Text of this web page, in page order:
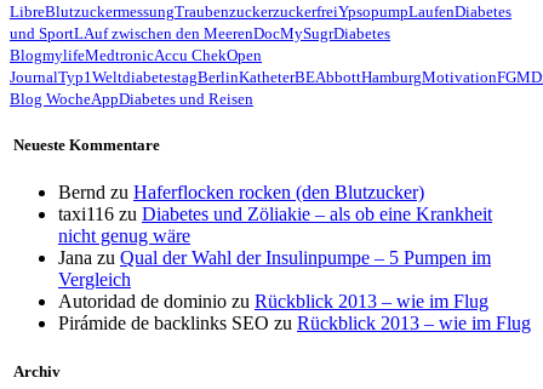
LibreBlutzuckermessungTraubenzuckerzuckerfreiYpsopumpLaufenDiabetes
und SportLAuf zwischen den MeerenDocMySugrDiabetes
BlogmylifeMedtronicAccu ChekOpen
JournalTyp1WeltdiabetestagBerlinKatheterBEAbbottHamburgMotivationFGM
Blog WocheAppDiabetes und Reisen
Neueste Kommentare
Bernd zu Haferflocken rocken (den Blutzucker)
taxi116 zu Diabetes und Zöliakie – als ob eine Krankheit
nicht genug wäre
Jana zu Qual der Wahl der Insulinpumpe – 5 Pumpen im
Vergleich
Autoridad de dominio zu Rückblick 2013 – wie im Flug
Pirámide de backlinks SEO zu Rückblick 2013 – wie im Flug
Archiv